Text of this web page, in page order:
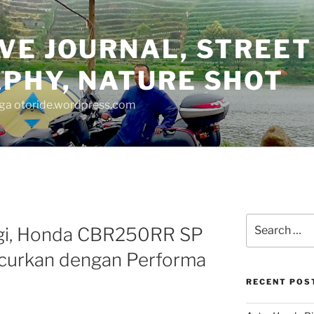
JOURNAL, STREET
NATURE SHOT
otoride.wordpress.com
Honda CBR250RR SP
dengan Performa
for:
RECENT